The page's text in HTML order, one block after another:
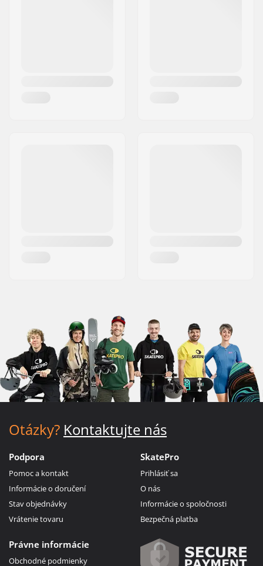
Otázky? Kontaktujte nás
Podpora
Pomoc a kontakt
Informácie o doručení
Stav objednávky
Vrátenie tovaru
SkatePro
Prihlásiť sa
O nás
Informácie o spoločnosti
Bezpečná platba
Právne informácie
Obchodné podmienky